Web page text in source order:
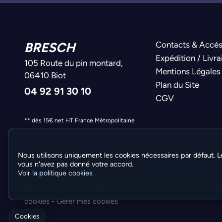
BRESCH
105 Route du pin montard,
06410 Biot
04 92 91 30 10
Contacts &
Expédition /
Mentions Légales
Plan du Site
CGV
** dès 15€ net HT France Métropolitaine
cookies-Gérer mes cookies
Cookies
Nous utilisons uniquement les cookies nécessaires par défaut.
vous n'avez pas donné votre accord.
Voir la politique cookies